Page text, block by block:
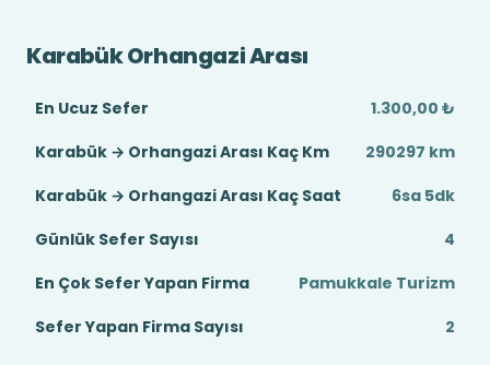
Karabük Orhangazi Arası
En Ucuz Sefer
1.300,00 ₺
Karabük → Orhangazi Arası Kaç Km
290297 km
Karabük → Orhangazi Arası Kaç Saat
6sa 5dk
Günlük Sefer Sayısı
4
En Çok Sefer Yapan Firma
Pamukkale Turizm
Sefer Yapan Firma Sayısı
2